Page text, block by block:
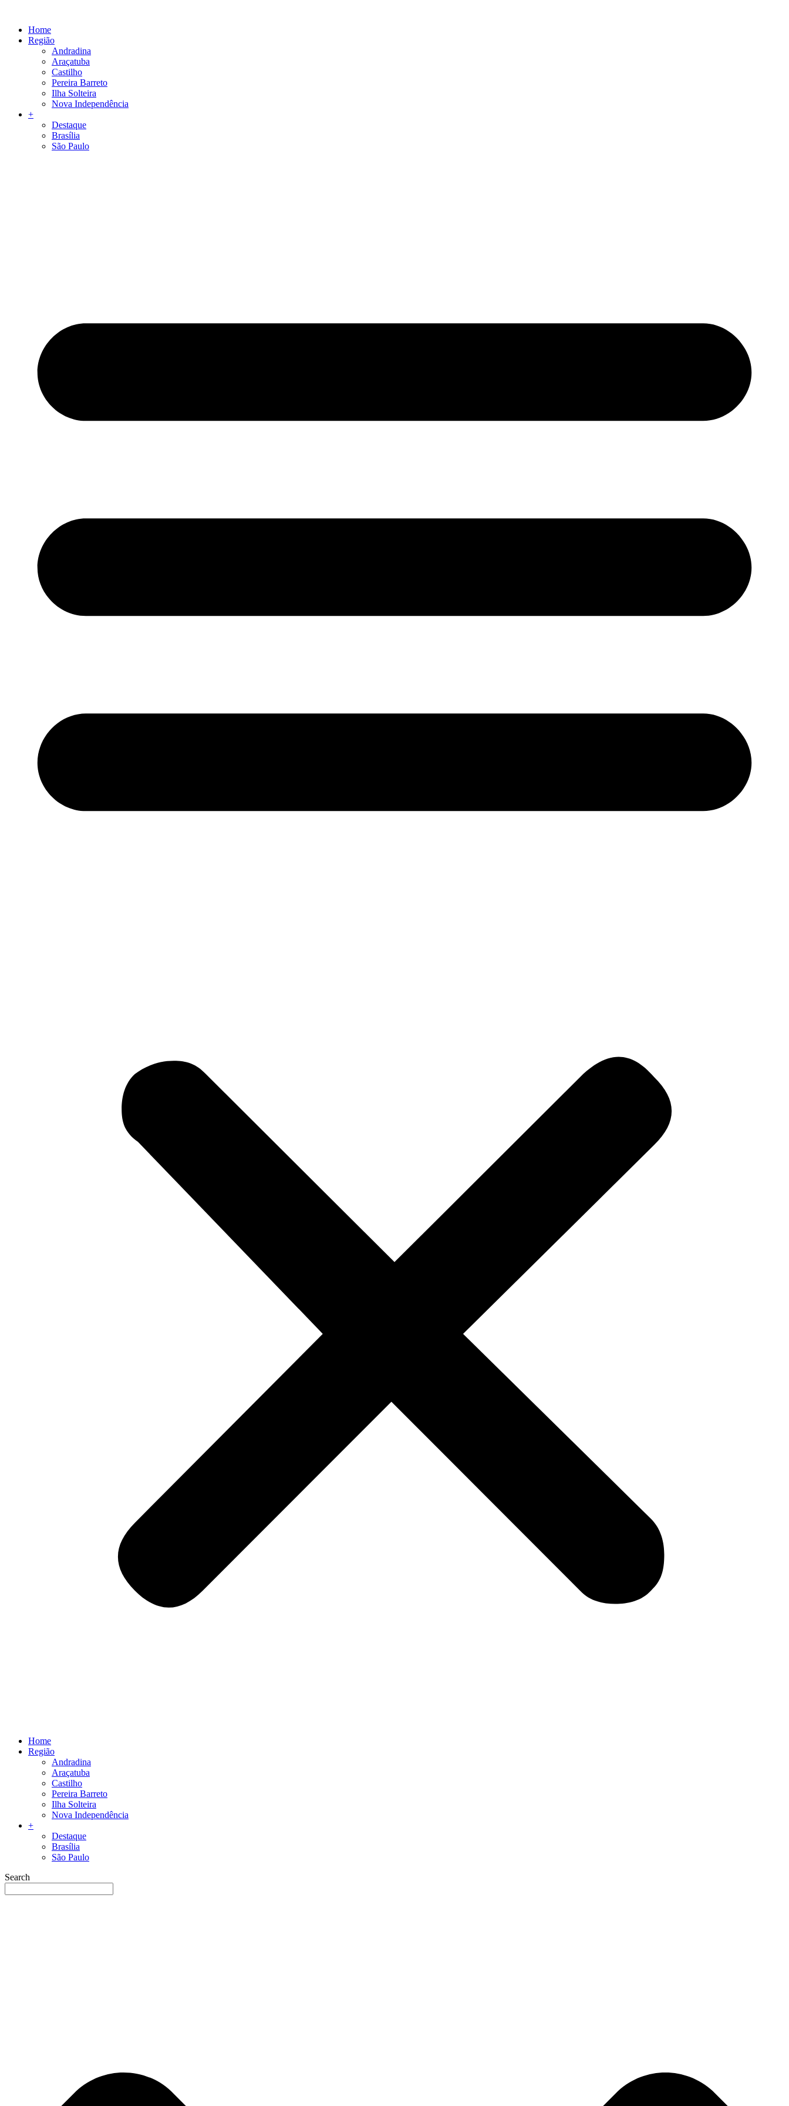
contentHome
Região
Andradina
Araçatuba
Castilho
Pereira Barreto
Ilha Solteira
Nova Independência
+
Destaque
Brasília
São Paulo
Home
Região
Andradina
Araçatuba
Castilho
Pereira Barreto
Ilha Solteira
Nova Independência
+
Destaque
Brasília
São Paulo
Search